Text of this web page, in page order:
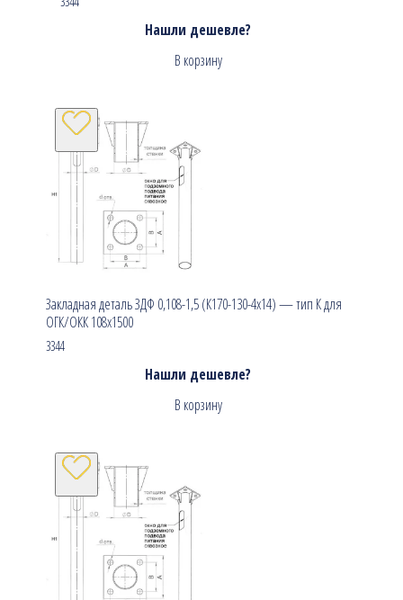
Нашли дешевле?
В корзину
Закладная деталь ЗДФ 0,108-1,5 (К170-130-4х14) — тип К для
ОГК/ОКК 108х1500
3344
Нашли дешевле?
В корзину